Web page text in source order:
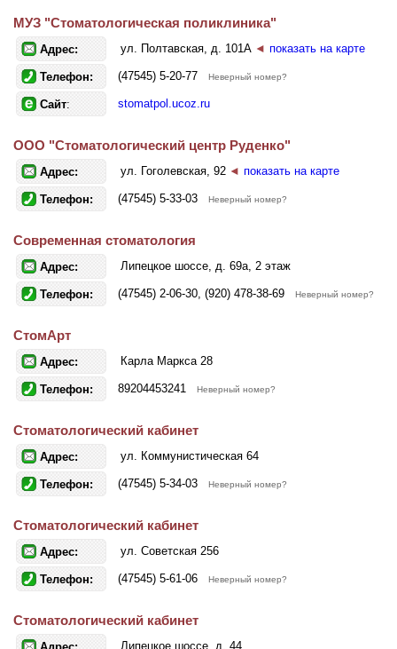
МУЗ "Стоматологическая поликлиника"
Адрес: ул. Полтавская, д. 101А ◄ показать на карте
Телефон: (47545) 5-20-77 Неверный номер?
Сайт: stomatpol.ucoz.ru
ООО "Стоматологический центр Руденко"
Адрес: ул. Гоголевская, 92 ◄ показать на карте
Телефон: (47545) 5-33-03 Неверный номер?
Современная стоматология
Адрес: Липецкое шоссе, д. 69а, 2 этаж
Телефон: (47545) 2-06-30, (920) 478-38-69 Неверный номер?
СтомАрт
Адрес: Карла Маркса 28
Телефон: 89204453241 Неверный номер?
Стоматологический кабинет
Адрес: ул. Коммунистическая 64
Телефон: (47545) 5-34-03 Неверный номер?
Стоматологический кабинет
Адрес: ул. Советская 256
Телефон: (47545) 5-61-06 Неверный номер?
Стоматологический кабинет
Липецкое шоссе, д. 44